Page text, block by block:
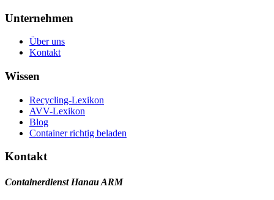
Unternehmen
Über uns
Kontakt
Wissen
Recycling-Lexikon
AVV-Lexikon
Blog
Container richtig beladen
Kontakt
Containerdienst Hanau ARM